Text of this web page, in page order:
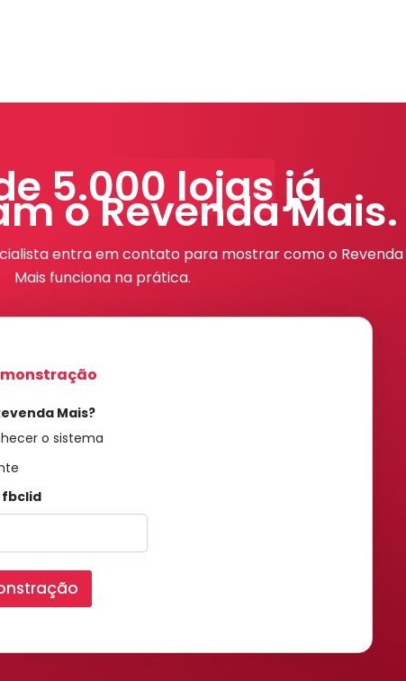
5.000 lojas já
o Revenda Mais.
entra em contato para mostrar como o Revenda
Mais funciona na prática.
Mais?
o sistema